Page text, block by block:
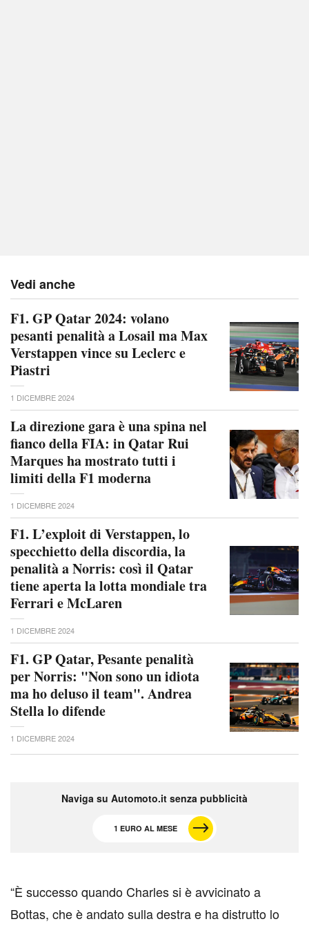
Vedi anche
F1. GP Qatar 2024: volano
pesanti penalità a Losail ma Max
Verstappen vince su Leclerc e
Piastri
1 DICEMBRE 2024
La direzione gara è una spina nel
fianco della FIA: in Qatar Rui
Marques ha mostrato tutti i
limiti della F1 moderna
1 DICEMBRE 2024
F1. L’exploit di Verstappen, lo
specchietto della discordia, la
penalità a Norris: così il Qatar
tiene aperta la lotta mondiale tra
Ferrari e McLaren
1 DICEMBRE 2024
F1. GP Qatar, Pesante penalità
per Norris: "Non sono un idiota
ma ho deluso il team". Andrea
Stella lo difende
1 DICEMBRE 2024
Naviga su Automoto.it senza pubblicità
1 EURO AL MESE
“È successo quando Charles si è avvicinato a
Bottas, che è andato sulla destra e ha distrutto lo